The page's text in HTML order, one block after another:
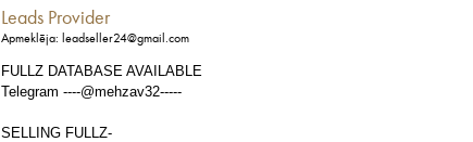
Leads Provider
Apmeklēja: leadseller24@gmail.com
FULLZ DATABASE AVAILABLE
Telegram ----@mehzav32-----
SELLING FULLZ-